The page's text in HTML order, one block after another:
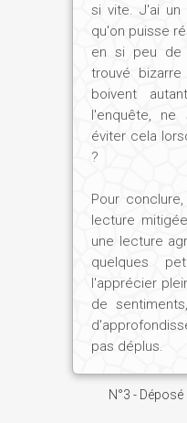
si vite. J'ai un
qu'on puisse
en si peu de
trouvé
boivent
l'enquête, ne
éviter cela
?
Pour
lecture
une lecture
quelques
l'apprécier
de
pas déplus.
N°3 - Déposé